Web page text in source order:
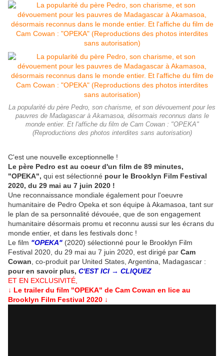
La popularité du père Pedro, son charisme, et son dévouement pour les
pauvres de Madagascar à Akamasoa, désormais reconnus dans le
monde entier. Et l'affiche du film de Cam Cowan : "OPEKA"
(Reproductions des photos interdites sans autorisation)
C'est une nouvelle exceptionnelle !
Le père Pedro est au coeur d'un film de 89 minutes,
"OPEKA", qui est sélectionné pour le Brooklyn Film Festival
2020, du 29 mai au 7 juin 2020 !
Une reconnaissance mondiale également pour l'oeuvre
humanitaire de Pedro Opeka et son équipe à Akamasoa, tant sur
le plan de sa personnalité dévouée, que de son engagement
humanitaire désormais promu et reconnu aussi sur les écrans du
monde entier, et dans les festivals donc !
Le film "OPEKA" (2020) sélectionné pour le Brooklyn Film
Festival 2020, du 29 mai au 7 juin 2020, est dirigé par Cam
Cowan , co-produit par United States, Argentina, Madagascar :
pour en savoir plus, C'EST ICI → CLIQUEZ
ET EN EXCLUSIVITÉ,
↓ Le trailer du film "OPEKA" de Cam Cowan en lice au
Brooklyn Film Festival 2020 ↓